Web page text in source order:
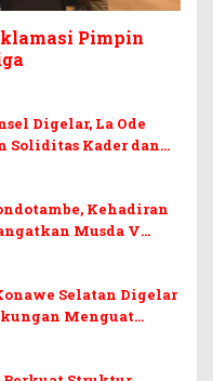
Pimpin
Digelar, La Ode
Soliditas Kader dan
Konawe Selatan
Kehadiran
Musda V
Selatan Digelar
Menguat